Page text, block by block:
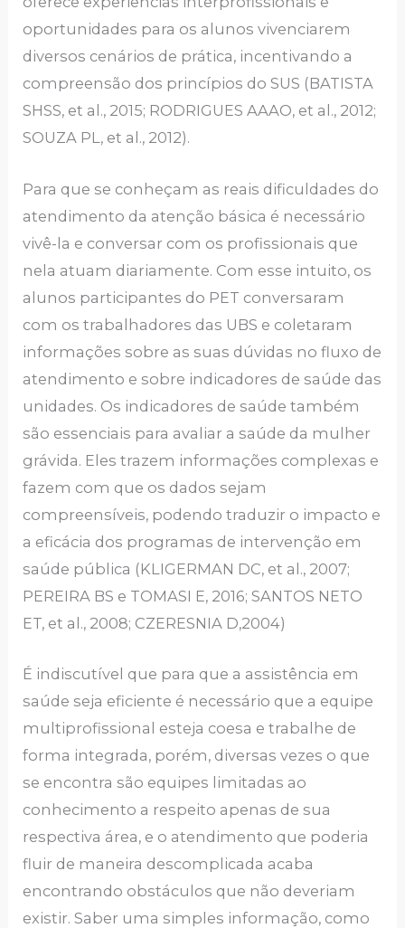
oportunidades para os alunos vivenciarem
diversos cenários de prática, incentivando a
compreensão dos princípios do SUS (BATISTA
SHSS, et al., 2015; RODRIGUES AAAO, et al., 2012;
SOUZA PL, et al., 2012).
Para que se conheçam as reais dificuldades do
atendimento da atenção básica é necessário
vivê-la e conversar com os profissionais que
nela atuam diariamente. Com esse intuito, os
alunos participantes do PET conversaram
com os trabalhadores das UBS e coletaram
informações sobre as suas dúvidas no fluxo de
atendimento e sobre indicadores de saúde das
unidades. Os indicadores de saúde também
são essenciais para avaliar a saúde da mulher
grávida. Eles trazem informações complexas e
fazem com que os dados sejam
compreensíveis, podendo traduzir o impacto e
a eficácia dos programas de intervenção em
saúde pública (KLIGERMAN DC, et al., 2007;
PEREIRA BS e TOMASI E, 2016; SANTOS NETO
ET, et al., 2008; CZERESNIA D,2004)
É indiscutível que para que a assistência em
saúde seja eficiente é necessário que a equipe
multiprofissional esteja coesa e trabalhe de
forma integrada, porém, diversas vezes o que
se encontra são equipes limitadas ao
conhecimento a respeito apenas de sua
respectiva área, e o atendimento que poderia
fluir de maneira descomplicada acaba
encontrando obstáculos que não deveriam
existir. Saber uma simples informação, como